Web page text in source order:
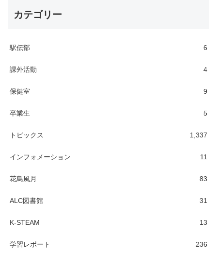
カテゴリー
駅伝部 6
課外活動 4
保健室 9
卒業生 5
トピックス 1,337
インフォメーション 11
花鳥風月 83
ALC図書館 31
K-STEAM 13
学習レポート 236